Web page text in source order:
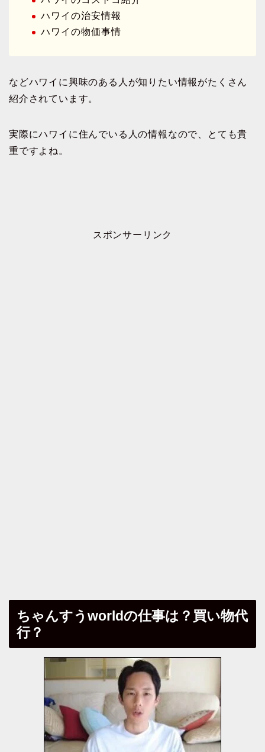
ハワイの治安情報
ハワイの物価事情
などハワイに興味のある人が知りたい情報がたくさん
紹介されています。
実際にハワイに住んでいる人の情報なので、とても貴
重ですよね。
スポンサーリンク
ちゃんすうworldの仕事は？買い物代
行？